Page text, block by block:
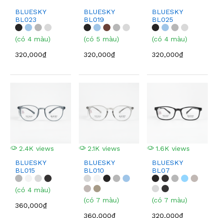
BLUESKY
BL023
(có 4 màu)
320,000₫
BLUESKY
BL019
(có 5 màu)
320,000₫
BLUESKY
BL025
(có 4 màu)
320,000₫
2.4K views
BLUESKY
BL015
(có 4 màu)
360,000₫
2.1K views
BLUESKY
BL010
(có 7 màu)
360,000₫
1.6K views
BLUESKY
BL07
(có 7 màu)
320,000₫